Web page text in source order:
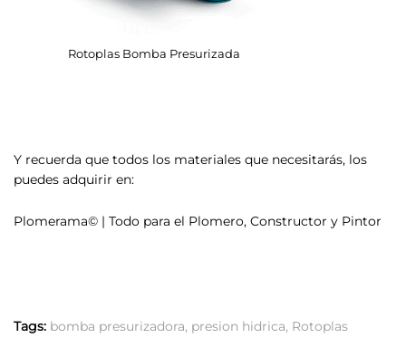
Rotoplas Bomba Presurizada
Y recuerda que todos los materiales que necesitarás, los
puedes adquirir en:
Plomerama© | Todo para el Plomero, Constructor y Pintor
Tags: bomba presurizadora, presion hidrica, Rotoplas